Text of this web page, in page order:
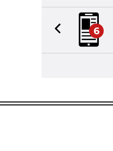
6
Previous slide